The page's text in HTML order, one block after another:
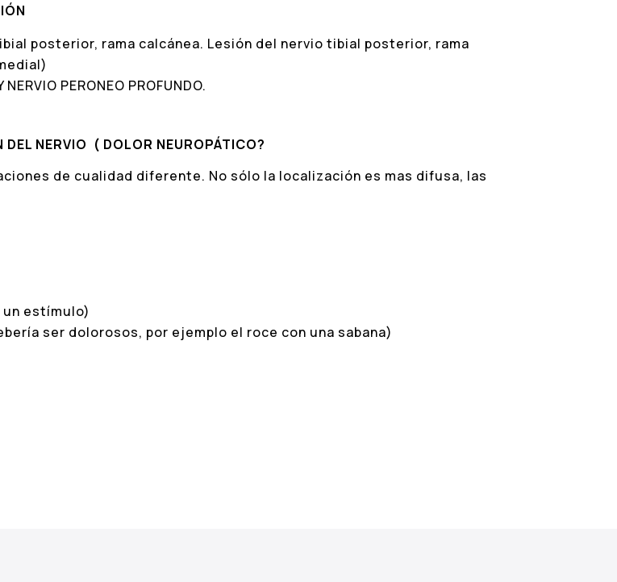
posterior, rama calcánea. Lesión del nervio tibial posterior, rama
PERONEO PROFUNDO.
NERVIO ( DOLOR NEUROPÁTICO?
de cualidad diferente. No sólo la localización es mas difusa, las
estímulo)
ser dolorosos, por ejemplo el roce con una sabana)